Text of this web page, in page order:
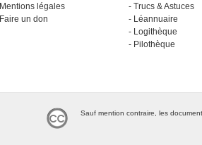
Mentions légales
Faire un don
Trucs & Astuces
Léannuaire
Logithèque
Pilothèque
Sauf mention contraire, les